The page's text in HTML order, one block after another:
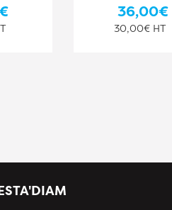
36,00€
30,00€ HT